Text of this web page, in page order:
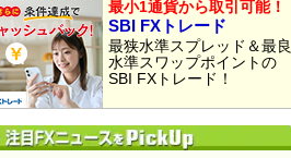
最小1通貨から取引可能！
SBI FXトレード
最狭水準スプレッド＆最良
水準スワップポイントの
SBI FXトレード！